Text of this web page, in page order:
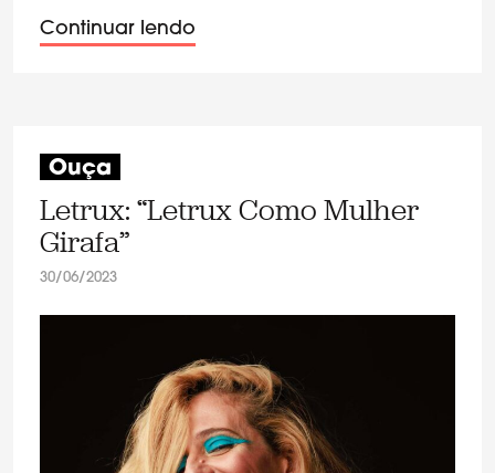
Continuar lendo
Ouça
Letrux: “Letrux Como Mulher
Girafa”
30/06/2023